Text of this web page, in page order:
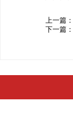
上一篇：
下一篇：